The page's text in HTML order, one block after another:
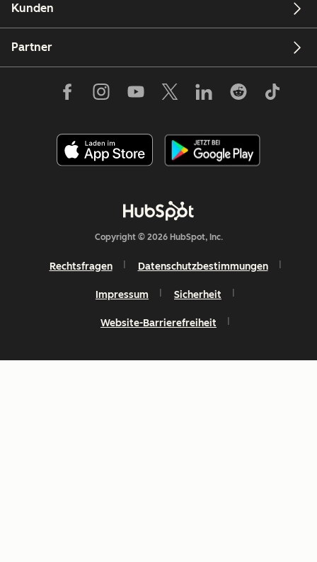
Kunden
Partner
Copyright © 2026 HubSpot, Inc.
Rechtsfragen Datenschutzbestimmungen
Impressum Sicherheit
Website-Barrierefreiheit